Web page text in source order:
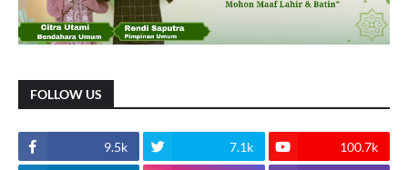
FOLLOW US
9.5k 7.1k 100.7k